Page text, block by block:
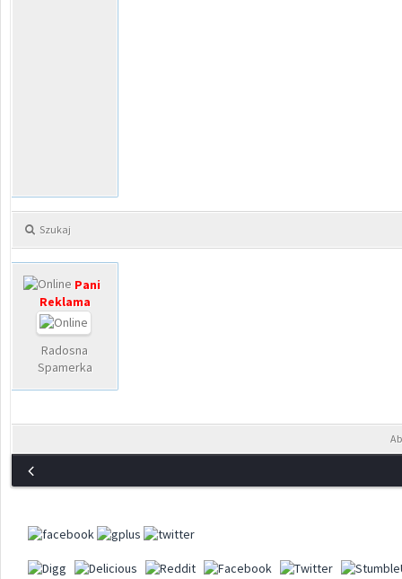
Szukaj
Pani
Reklama
Radosna
Spamerka